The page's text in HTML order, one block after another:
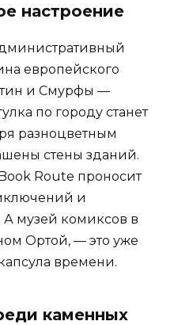
настроение
европейского
и Смурфы —
по городу станет
разноцветным
стены зданий.
Route проносит
и
музей комиксов в
Ортой, — это уже
времени.
каменных